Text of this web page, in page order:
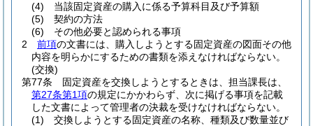
(4)
当該固定資産の購入に係る予算科目及び予算額
(5)
契約の方法
(6)
その他必要と認められる事項
2
前項の文書には、購入しようとする固定資産の図面その他
内容を明らかにするための書類を添えなければならない。
(交換)
第77条
固定資産を交換しようとするときは、担当課長は、
第27条第1項の規定にかかわらず、次に掲げる事項を記載
した文書によって管理者の決裁を受けなければならない。
(1)
交換しようとする固定資産の名称、種類及び数量並び